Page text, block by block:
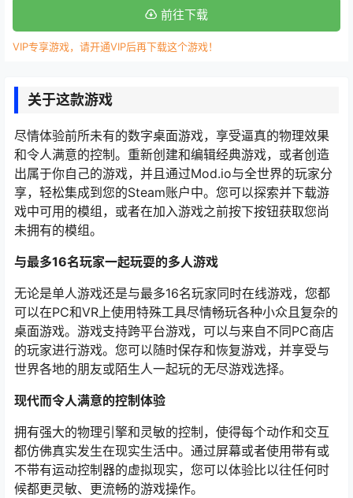
前往下载
VIP专享游戏，请开通VIP后再下载这个游戏！
关于这款游戏
尽情体验前所未有的数字桌面游戏，享受逼真的物理效果
和令人满意的控制。重新创建和编辑经典游戏，或者创造
出属于你自己的游戏，并且通过Mod.io与全世界的玩家分
享，轻松集成到您的Steam账户中。您可以探索并下载游
戏中可用的模组，或者在加入游戏之前按下按钮获取您尚
未拥有的模组。
与最多16名玩家一起玩耍的多人游戏
无论是单人游戏还是与最多16名玩家同时在线游戏，您都
可以在PC和VR上使用特殊工具尽情畅玩各种小众且复杂的
桌面游戏。游戏支持跨平台游戏，可以与来自不同PC商店
的玩家进行游戏。您可以随时保存和恢复游戏，并享受与
世界各地的朋友或陌生人一起玩的无尽游戏选择。
现代而令人满意的控制体验
拥有强大的物理引擎和灵敏的控制，使得每个动作和交互
都仿佛真实发生在现实生活中。通过屏幕或者使用带有或
不带有运动控制器的虚拟现实，您可以体验比以往任何时
候都更灵敏、更流畅的游戏操作。